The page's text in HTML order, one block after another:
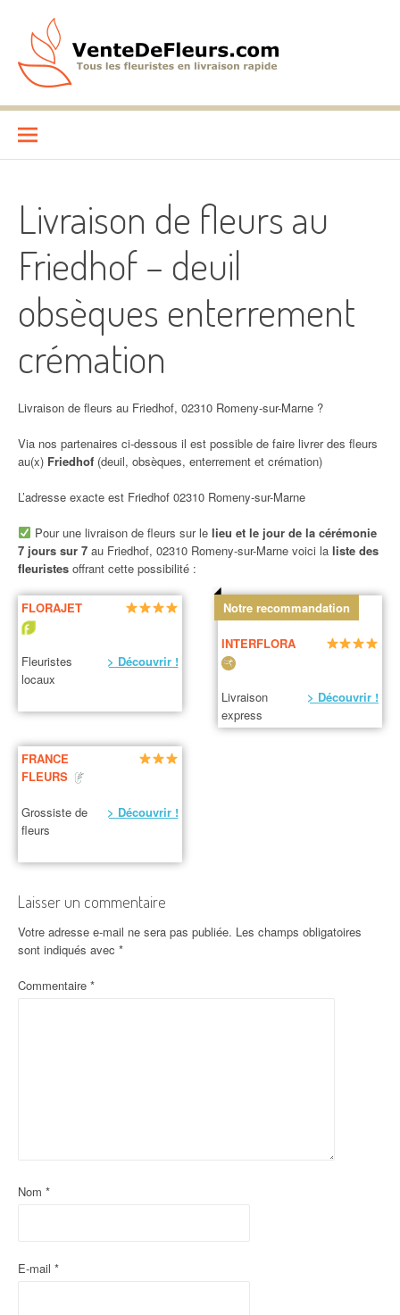
contenu
VenteDeFleurs.com
Livraison de fleurs au
Friedhof – deuil
obsèques enterrement
crémation
Livraison de fleurs au Friedhof, 02310 Romeny-sur-Marne ?
Via nos partenaires ci-dessous il est possible de faire livrer des fleurs
au(x) Friedhof (deuil, obsèques, enterrement et crémation)
L’adresse exacte est Friedhof 02310 Romeny-sur-Marne
Pour une livraison de fleurs sur le lieu et le jour de la cérémonie
7 jours sur 7 au Friedhof, 02310 Romeny-sur-Marne voici la liste des
fleuristes offrant cette possibilité :
FLORAJET
Fleuristes
locaux
> Découvrir !
Notre recommandation
INTERFLORA
Livraison
express
> Découvrir !
FRANCE
FLEURS
Grossiste de
fleurs
> Découvrir !
Laisser un commentaire
Votre adresse e-mail ne sera pas publiée. Les champs obligatoires
sont indiqués avec *
Commentaire *
Nom *
E-mail *